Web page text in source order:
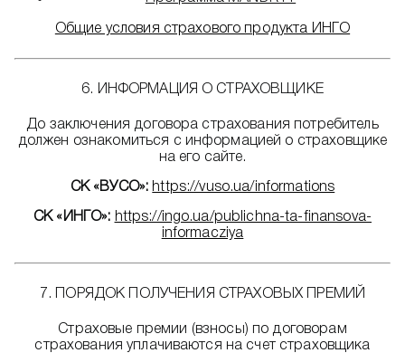
Общие условия страхового продукта ИНГО
6. ИНФОРМАЦИЯ О СТРАХОВЩИКЕ
До заключения договора страхования потребитель
должен ознакомиться с информацией о страховщике
на его сайте.
СК «ВУСО»: https://vuso.ua/informations
СК «ИНГО»: https://ingo.ua/publichna-ta-finansova-
informacziya
7. ПОРЯДОК ПОЛУЧЕНИЯ СТРАХОВЫХ ПРЕМИЙ
Страховые премии (взносы) по договорам
страхования уплачиваются на счет страховщика